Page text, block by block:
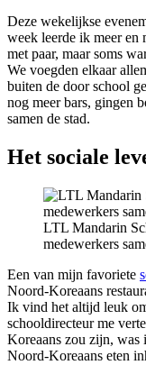
Deze wekelijkse
week leerde ik meer en
met paar, maar soms
We voegden elkaar
buiten de door school
nog meer bars, gingen
samen de stad.
Het sociale
LTL Mandarin
medewerkers
Een van mijn favoriete
Noord-Koreaans
Ik vind het altijd leuk
schooldirecteur me
Koreaans zou zijn, was
Noord-Koreaans eten